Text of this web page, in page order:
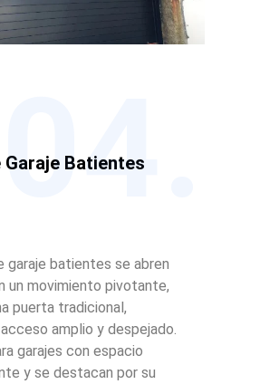
Batientes
04.
garaje batientes se abren
un movimiento pivotante,
puerta tradicional,
amplio y despejado.
garajes con espacio
y se destacan por su